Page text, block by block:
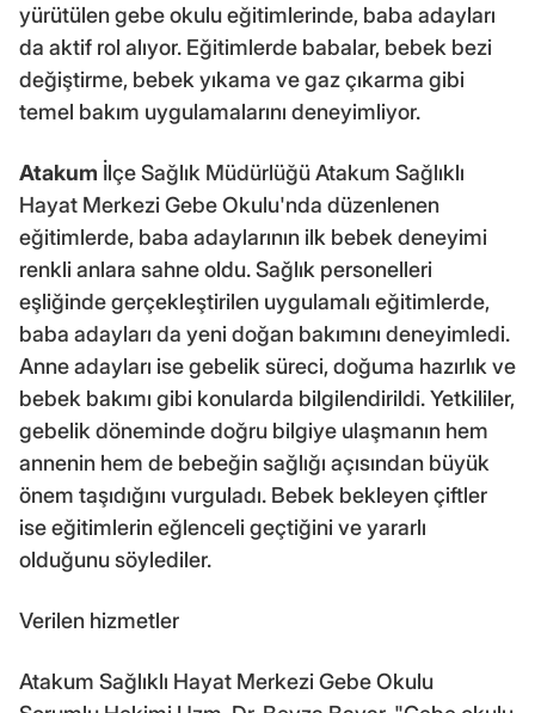
yürütülen gebe okulu eğitimlerinde, baba adayları
da aktif rol alıyor. Eğitimlerde babalar, bebek bezi
değiştirme, bebek yıkama ve gaz çıkarma gibi
temel bakım uygulamalarını deneyimliyor.
Atakum İlçe Sağlık Müdürlüğü Atakum Sağlıklı
Hayat Merkezi Gebe Okulu'nda düzenlenen
eğitimlerde, baba adaylarının ilk bebek deneyimi
renkli anlara sahne oldu. Sağlık personelleri
eşliğinde gerçekleştirilen uygulamalı eğitimlerde,
baba adayları da yeni doğan bakımını deneyimledi.
Anne adayları ise gebelik süreci, doğuma hazırlık ve
bebek bakımı gibi konularda bilgilendirildi. Yetkililer,
gebelik döneminde doğru bilgiye ulaşmanın hem
annenin hem de bebeğin sağlığı açısından büyük
önem taşıdığını vurguladı. Bebek bekleyen çiftler
ise eğitimlerin eğlenceli geçtiğini ve yararlı
olduğunu söylediler.
Verilen hizmetler
Atakum Sağlıklı Hayat Merkezi Gebe Okulu